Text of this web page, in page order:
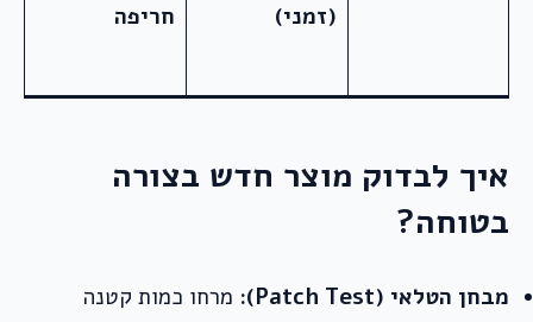
(זמני)
חריפה
איך לבדוק מוצר חדש בצורה
בטוחה?
מבחן הטלאי (Patch Test):
מרחו כמות קטנה